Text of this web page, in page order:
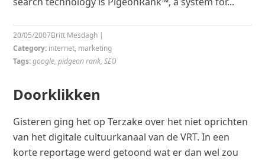
Britt Mesdagh |
20/05/2007
Category: internet, marketing
Tags:google,pidgeon rank,SEO
Doorklikken
Gisteren ging het op Terzake over het niet oprichten
van het digitale cultuurkanaal van de VRT. In een
korte reportage werd getoond wat er dan wel zou